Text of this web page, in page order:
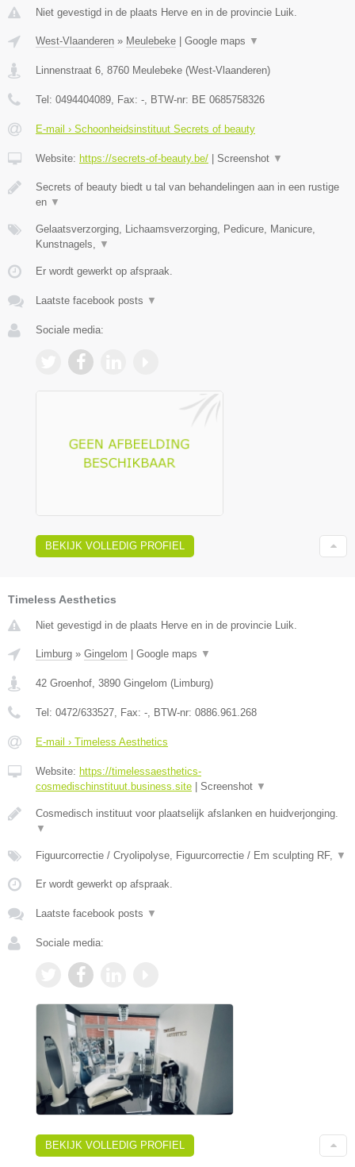
Niet gevestigd in de plaats Herve en in de provincie Luik.
West-Vlaanderen » Meulebeke | Google maps ▼
Linnenstraat 6 8760 Meulebeke (West-Vlaanderen)
Tel: 0494404089 , Fax: - , BTW-nr: BE 0685758326
E-mail › Schoonheidsinstituut Secrets of beauty
Website: https://secrets-of-beauty.be/ | Screenshot ▼
Secrets of beauty biedt u tal van behandelingen aan in een rustige
en ▼
Gelaatsverzorging, Lichaamsverzorging, Pedicure, Manicure,
Kunstnagels,
▼
Er wordt gewerkt op afspraak.
Laatste facebook posts ▼
Sociale media:
BEKIJK VOLLEDIG PROFIEL
Timeless Aesthetics
Niet gevestigd in de plaats Herve en in de provincie Luik.
Limburg » Gingelom Google maps ▼
42 Groenhof, 3890 Gingelom (Limburg)
Tel: 0472/633527, Fax: -, BTW-nr: 0886.961.268
E-mail › Timeless Aesthetics
Website: https://timelessaesthetics-
cosmedischinstituut.business.site
Screenshot ▼
Cosmedisch instituut voor plaatselijk afslanken en huidverjonging.
▼
Figuurcorrectie / Cryolipolyse, Figuurcorrectie / Em sculpting RF, ▼
Er wordt gewerkt op afspraak.
Laatste facebook posts ▼
Sociale media:
BEKIJK VOLLEDIG PROFIEL